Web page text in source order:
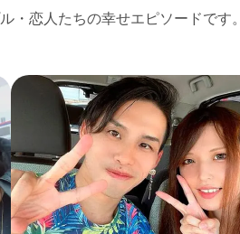
・恋人たちの幸せエピソードです。